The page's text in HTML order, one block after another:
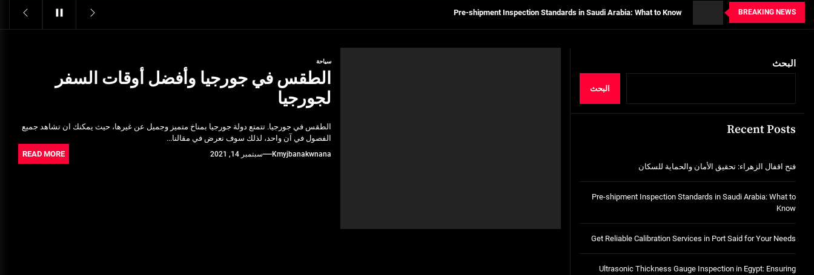
نوفمبر 22, 2025
Pre-shipment Inspection
BREAKING NEWS
Get Reliable Calibration Services in Port Said for Your Needs
فتح اقفال الزهراء: تحقيق الأمان والحماية للسكان
Pre-shipment Inspection Standards in Saudi Arabia: What to Know
خدمات شركة الجوهرة كلين المتميزة
سياحة
الطقس في جورجيا وأفضل أوقات السفر
لجورجيا
الطقس في جورجيا. تتمتع دولة جورجيا بمناخ متميز وجميل عن غيرها، حيث يمكنك ان تشاهد جميع
الفصول في آن واحد، لذلك سوف نعرض في مقالنا...
Kmyjbanakwnana سبتمبر 14, 2021 READ MORE
البحث
البحث
Recent Posts
فتح اقفال الزهراء: تحقيق الأمان والحماية للسكان
Pre-shipment Inspection Standards in Saudi Arabia: What to
Know
Get Reliable Calibration Services in Port Said for Your Needs
Ultrasonic Thickness Gauge Inspection in Egypt: Ensuring